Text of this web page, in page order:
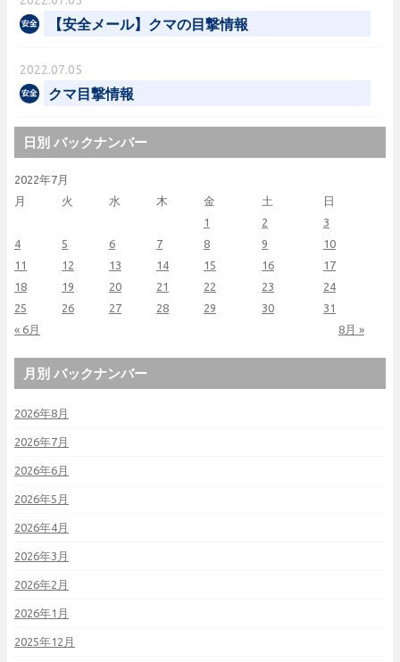
【安全メール】クマの目撃情報
2022.07.05
クマ目撃情報
日別 バックナンバー
2022年7月
月
火 水 木 金 土 日
« 6月 8月 »
1 2
3
4
5 6 7 8 9
10
11
12 13 14 15 16
17
18
19 20 21 22 23
24
25
26 27 28 29 30 31
月別 バックナンバー
2026年8月
2026年7月
2026年6月
2026年5月
2026年4月
2026年3月
2026年2月
2026年1月
2025年12月